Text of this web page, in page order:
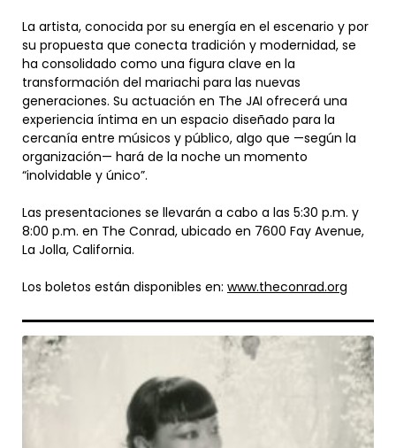
La artista, conocida por su energía en el escenario y por
su propuesta que conecta tradición y modernidad, se
ha consolidado como una figura clave en la
transformación del mariachi para las nuevas
generaciones. Su actuación en The JAI ofrecerá una
experiencia íntima en un espacio diseñado para la
cercanía entre músicos y público, algo que —según la
organización— hará de la noche un momento
“inolvidable y único”.
Las presentaciones se llevarán a cabo a las 5:30 p.m. y
8:00 p.m. en The Conrad, ubicado en 7600 Fay Avenue,
La Jolla, California.
Los boletos están disponibles en: www.theconrad.org